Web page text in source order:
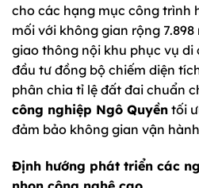
cho các hạng mục công trình
mối với không gian rộng
giao thông nội khu phục vụ di
đầu tư đồng bộ chiếm diện
phân chia tỉ lệ đất đai chuẩn
công nghiệp Ngô Quyền tối
đảm bảo không gian vận
Định hướng phát triển các